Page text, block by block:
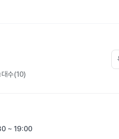
수(10)
~ 19:00